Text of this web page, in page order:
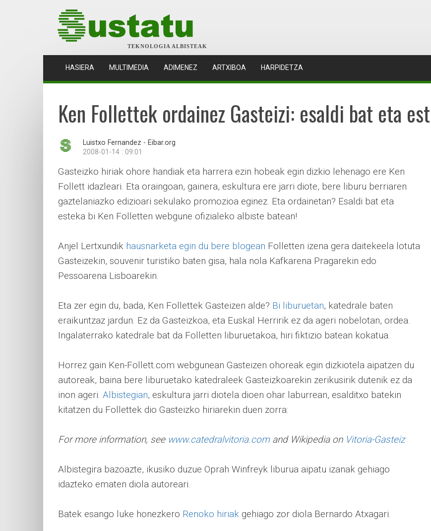
TEKNOLOGIA ALBISTEAK
HASIERA (CURRENT)
MULTIMEDIA ADIMENEZ ARTXIBOA HARPIDETZA
Ken Follettek ordainez Gasteizi: esaldi bat eta
Luistxo Fernandez - Eibar.org
2008-01-14 : 09:01
Gasteizko hiriak ohore handiak eta harrera ezin hobeak egin dizkio lehenago ere Ken
Follett idazleari. Eta oraingoan, gainera, eskultura ere jarri diote, bere liburu berriaren
gaztelaniazko edizioari sekulako promozioa eginez. Eta ordainetan? Esaldi bat eta
esteka bi Ken Folletten webgune ofizialeko albiste batean!
Anjel Lertxundik hausnarketa egin du bere blogean Folletten izena gera daitekeela lotuta
Gasteizekin, souvenir turistiko baten gisa, hala nola Kafkarena Pragarekin edo
Pessoarena Lisboarekin.
Eta zer egin du, bada, Ken Follettek Gasteizen alde? Bi liburuetan, katedrale baten
eraikuntzaz jardun. Ez da Gasteizkoa, eta Euskal Herririk ez da ageri nobelotan, ordea.
Ingalaterrako katedrale bat da Folletten liburuetakoa, hiri fiktizio batean kokatua.
Horrez gain Ken-Follett.com webgunean Gasteizen ohoreak egin dizkiotela aipatzen du
autoreak, baina bere liburuetako katedraleek Gasteizkoarekin zerikusirik dutenik ez da
inon ageri. Albistegian, eskultura jarri diotela dioen ohar laburrean, esalditxo batekin
kitatzen du Follettek dio Gasteizko hiriarekin duen zorra:
For more information, see www.catedralvitoria.comand Wikipedia on Vitoria-Gasteiz
Albistegira bazoazte, ikusiko duzue Oprah Winfreyk liburua aipatu izanak gehiago
idazteko ematen diola autoreari.
Batek esango luke honezkero Renoko hiriak gehiago zor diola Bernardo Atxagari.